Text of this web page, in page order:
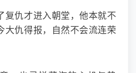
复仇才进入朝堂，他本就不
大仇得报，自然不会流连荣